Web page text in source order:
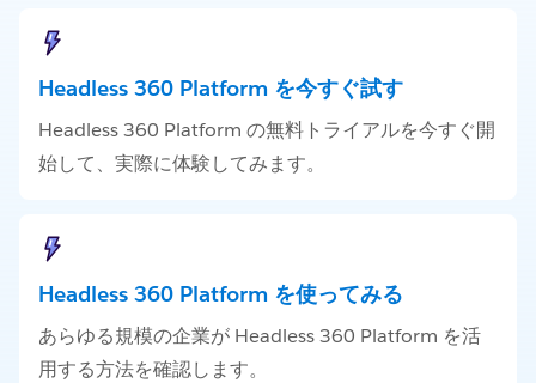
Headless 360 Platform を今すぐ試す
Headless 360 Platform の無料トライアルを今すぐ開
始して、実際に体験してみます。
Headless 360 Platform を使ってみる
あらゆる規模の企業が Headless 360 Platform を活
用する方法を確認します。